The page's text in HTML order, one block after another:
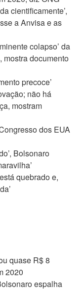
cientificamente’,
a Anvisa e as
colapso’ da
mostra documento
precoce’
não há
mostram
dos EUA
Bolsonaro
quebrado e,
quase R$ 8
2020
espalha